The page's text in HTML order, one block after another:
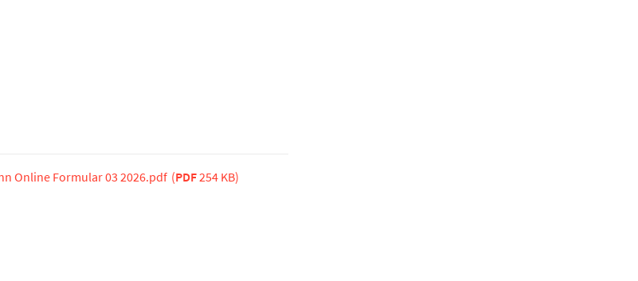
Online Formular 03 2026.pdf (PDF254 KB)